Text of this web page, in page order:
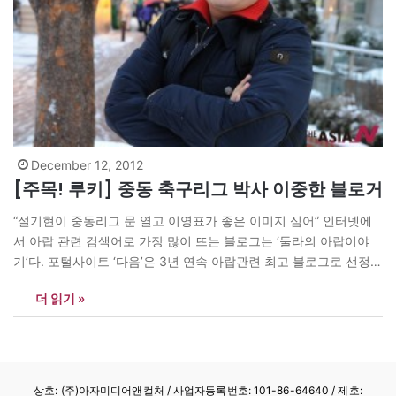
December 12, 2012
[주목! 루키] 중동 축구리그 박사 이중한 블로거
“설기현이 중동리그 문 열고 이영표가 좋은 이미지 심어” 인터넷에
서 아랍 관련 검색어로 가장 많이 뜨는 블로그는 ‘둘라의 아랍이야
기’다. 포털사이트 ‘다음’은 3년 연속 아랍관련 최고 블로그로 선정했
만을 넘었다. 함박눈이 내리던 7일 서울 대학로에서 이 블로그를 운
영 중인 이중한(38) 씨를 만났다. 이…
더 읽기 »
상호: (주)아자미디어앤컬처 /사업자등록번호: 101-86-64640 / 제호: